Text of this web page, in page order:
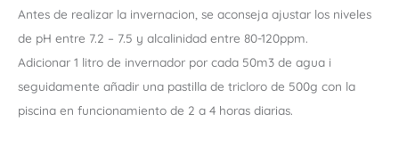
Antes de realizar la invernacion, se aconseja ajustar los niveles
de pH entre 7.2 – 7.5 y alcalinidad entre 80-120ppm.
Adicionar 1 litro de invernador por cada 50m3 de agua i
seguidamente añadir una pastilla de tricloro de 500g con la
piscina en funcionamiento de 2 a 4 horas diarias.